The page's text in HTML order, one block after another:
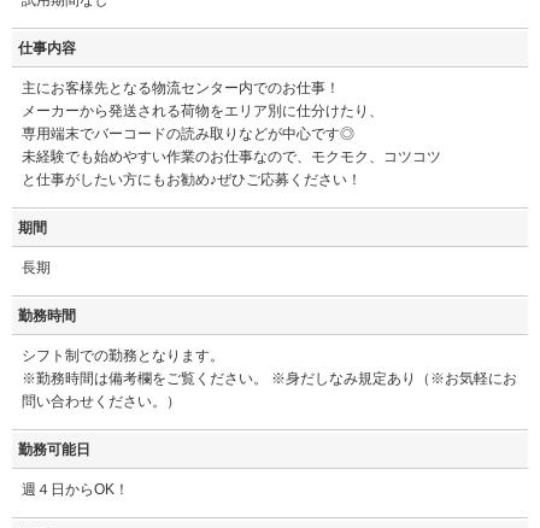
仕事内容
主にお客様先となる物流センター内でのお仕事！
メーカーから発送される荷物をエリア別に仕分けたり、
専用端末でバーコードの読み取りなどが中心です◎
未経験でも始めやすい作業のお仕事なので、モクモク、コツコツ
と仕事がしたい方にもお勧め♪ぜひご応募ください！
期間
長期
勤務時間
シフト制での勤務となります。
※勤務時間は備考欄をご覧ください。 ※身だしなみ規定あり（※お気軽にお
問い合わせください。）
勤務可能日
週４日からOK！